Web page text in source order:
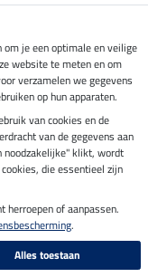
06:59 uur
om je een optimale en veilige
website te meten en om
verzamelen we gegevens
op hun apparaten.
van cookies en de
van de gegevens aan
noodzakelijke" klikt, wordt
die essentieel zijn
of aanpassen.
.
Alles toestaan